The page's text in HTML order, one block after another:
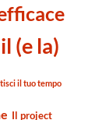
(e la)
il tuo tempo
Il project